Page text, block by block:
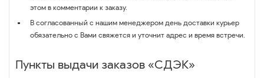
этом в комментарии к заказу.
В согласованный с нашим менеджером день доставки курьер
обязательно с Вами свяжется и уточнит адрес и время встречи.
Пункты выдачи заказов «СДЭК»